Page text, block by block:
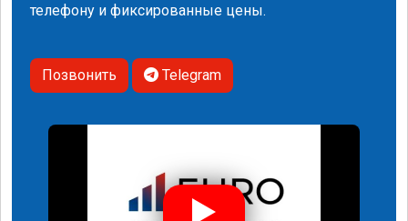
телефону и фиксированные цены.
Позвонить Telegram